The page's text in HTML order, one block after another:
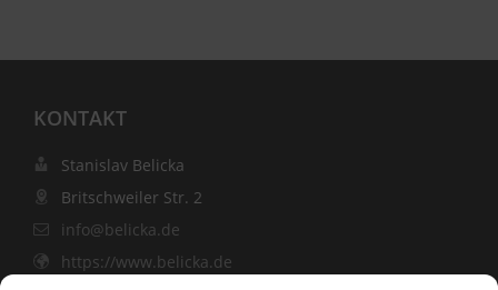
KONTAKT
Stanislav Belicka
Britschweiler Str. 2
info@belicka.de
https://www.belicka.de